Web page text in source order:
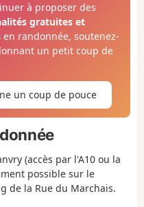
à proposer des
gratuites et
en randonnée, soutenez-
un petit coup de
un coup de pouce
(accès par l'A10 ou la
possible sur le
de la Rue du Marchais.